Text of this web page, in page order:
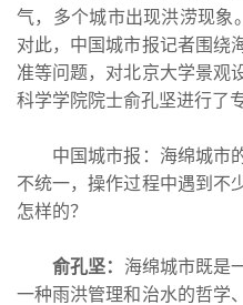
气，多个城市出现洪涝现象
对此，中国城市报记者围绕
准等问题，对北京大学景观
科学学院院士俞孔坚进行了专
中国城市报：海绵城市的
不统一，操作过程中遇到不
怎样的？
俞孔坚： 海绵城市既是
一种雨洪管理和治水的哲学